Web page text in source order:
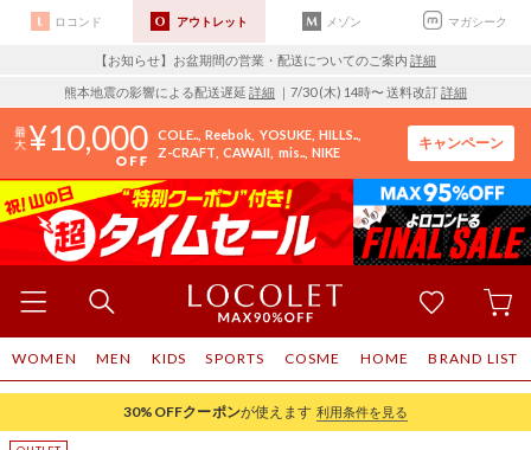
ロコンド アウトレット メゾン マガシーク
【お知らせ】お盆期間の営業・配送についてのご案内 詳細
熊本地震の影響による配送遅延 詳細 ｜7/30 (木) 14時〜 送料改訂詳細
10,000 COLE.. Reebok YOSUKE HILLS..
Z-CRAFT CAWAII mis.. NIKE
キャンペーン
WOMEN MEN KIDS SPORTS COSME HOME BRAND LIST
30%OFFクーポンが使えます 利用条件を見る